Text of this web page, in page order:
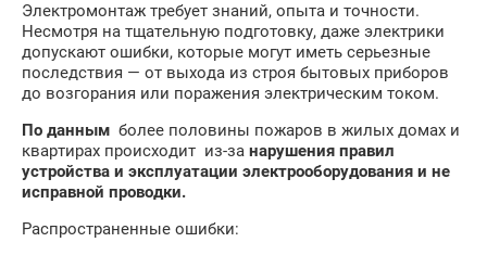
Электромонтаж требует знаний, опыта и точности.
Несмотря на тщательную подготовку, даже электрики
допускают ошибки, которые могут иметь серьезные
последствия — от выхода из строя бытовых приборов
до возгорания или поражения электрическим током.
По данным более половины пожаров в жилых домах и
квартирах происходит из-за нарушения правил
устройства и эксплуатации электрооборудования и не
исправной проводки.
Распространенные ошибки: